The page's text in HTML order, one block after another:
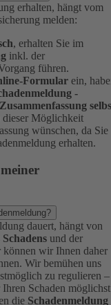
erhalten, hängt vom
melden:
, erhalten Sie im
inkl. der
führen.
Formular ein,
-
Zusammenfassung
dieser Möglichkeit
wünschen, da Sie
erhalten.
dauert, hängt von
und der
können wir Ihnen daher
Wir bemühen uns
zu regulieren –
Schaden möglichst
die Schadenmeldung